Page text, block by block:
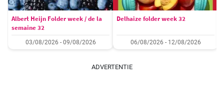
Albert Heijn Folder week / de la
semaine 32
03/08/2026 - 09/08/2026
Delhaize folder week 32
06/08/2026 - 12/08/2026
ADVERTENTIE